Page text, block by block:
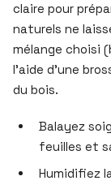
claire pour
naturels ne
mélange choisi
l’aide d’une
du bois.
Balayez
feuilles et
Humidifiez